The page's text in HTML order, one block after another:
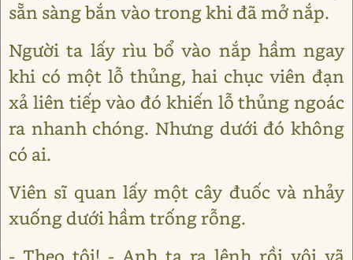
sẵn sàng bắn vào trong khi đã mở nắp.
Người ta lấy rìu bổ vào nắp hầm ngay
khi có một lỗ thủng, hai chục viên đạn
xả liên tiếp vào đó khiến lỗ thủng ngoác
ra nhanh chóng. Nhưng dưới đó không
có ai.
Viên sĩ quan lấy một cây đuốc và nhảy
xuống dưới hầm trống rỗng.